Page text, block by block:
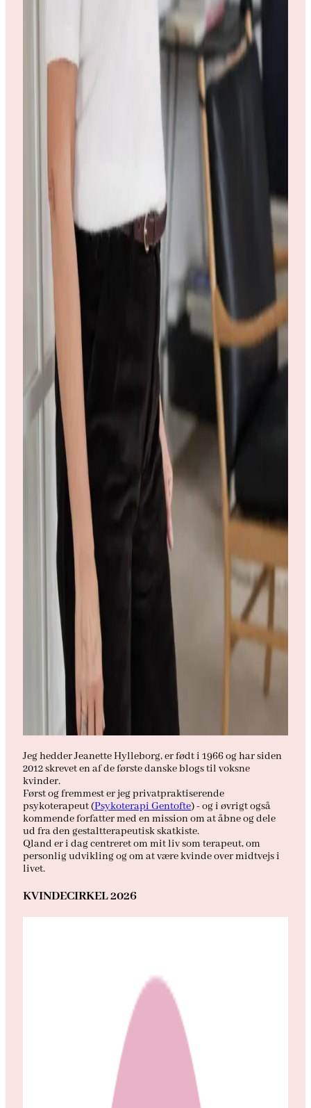
Jeg hedder Jeanette Hylleborg, er født i 1966 og har siden
2012 skrevet en af de første danske blogs til voksne
kvinder.
Først og fremmest er jeg privatpraktiserende
psykoterapeut (Psykoterapi Gentofte) - og i øvrigt også
kommende forfatter med en mission om at åbne og dele
ud fra den gestaltterapeutisk skatkiste.
Qland er i dag centreret om mit liv som terapeut, om
personlig udvikling og om at være kvinde over midtvejs i
livet.
KVINDECIRKEL 2026